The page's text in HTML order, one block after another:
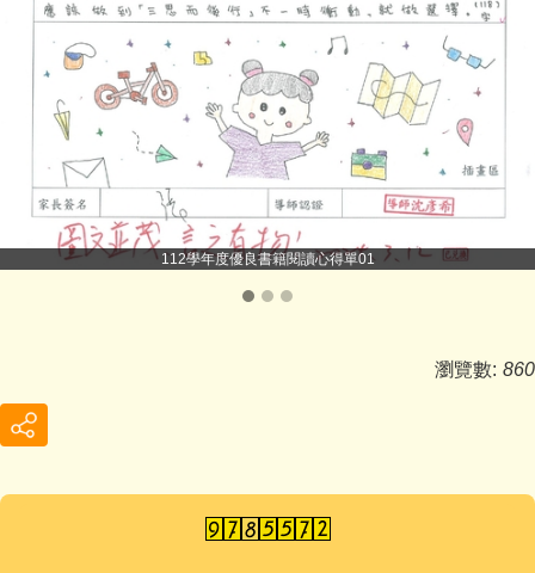
112學年度優良書籍閱讀心得單01
瀏覽數: 860